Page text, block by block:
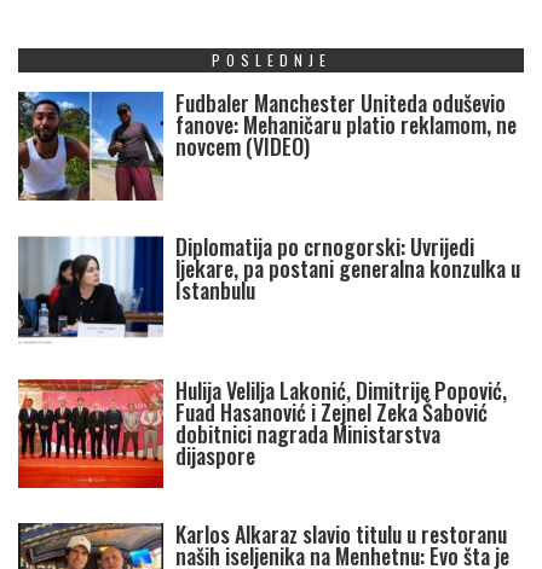
POSLEDNJE
Fudbaler Manchester Uniteda oduševio
fanove: Mehaničaru platio reklamom, ne
novcem (VIDEO)
Diplomatija po crnogorski: Uvrijedi
ljekare, pa postani generalna konzulka u
Istanbulu
Hulija Velilja Lakonić, Dimitrije Popović,
Fuad Hasanović i Zejnel Zeka Šabović
dobitnici nagrada Ministarstva
dijaspore
Karlos Alkaraz slavio titulu u restoranu
naših iseljenika na Menhetnu: Evo šta je